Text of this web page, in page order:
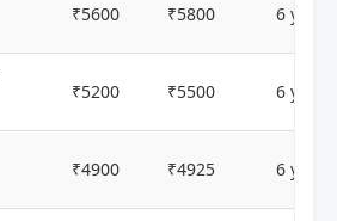
₹5600 ₹5800 6
₹5200 ₹5500 6
₹4900 ₹4925 6